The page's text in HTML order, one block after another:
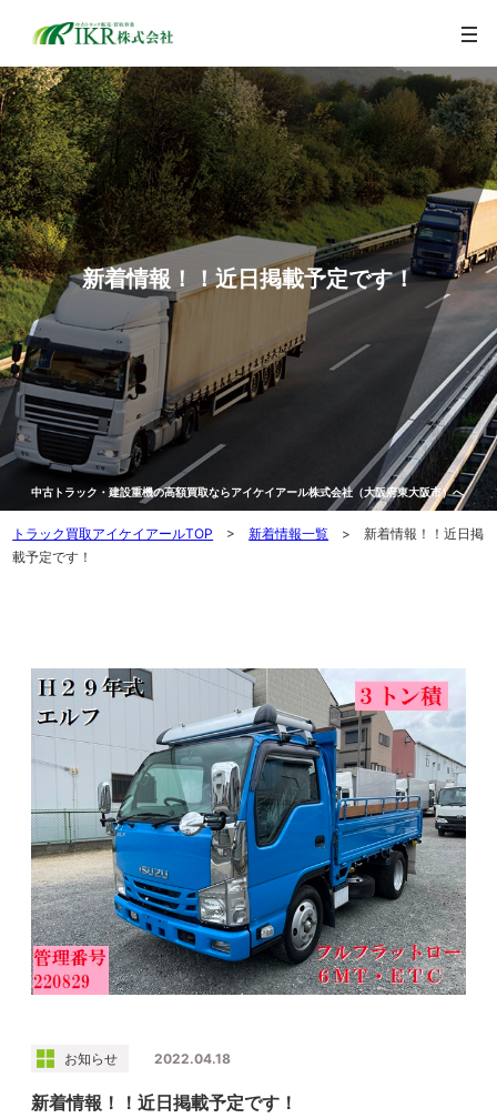
新着情報！！近日掲載予定です！
中古トラック・建設重機の高額買取ならアイケイアール株式会社（大阪府東大阪市）へ
トラック買取アイケイアールTOP >新着情報一覧 > 新着情報！！近日掲
載予定です！
お知らせ 2022.04.18
新着情報！！近日掲載予定です！